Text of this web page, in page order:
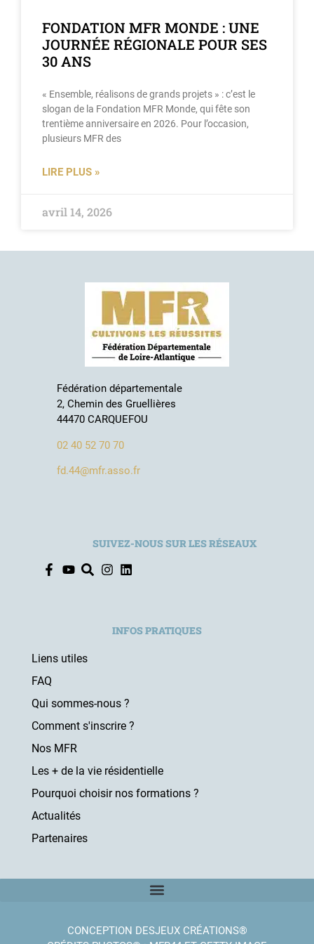
FONDATION MFR MONDE : UNE
JOURNÉE RÉGIONALE POUR SES
30 ANS
« Ensemble, réalisons de grands projets » : c’est le
slogan de la Fondation MFR Monde, qui fête son
trentième anniversaire en 2026. Pour l’occasion,
plusieurs MFR des
LIRE PLUS »
avril 14, 2026
Fédération départementale
2, Chemin des Gruellières
44470 CARQUEFOU
02 40 52 70 70
fd.44@mfr.asso.fr
SUIVEZ-NOUS SUR LES RÉSEAUX
INFOS PRATIQUES
Liens utiles
FAQ
Qui sommes-nous ?
Comment s'inscrire ?
Nos MFR
Les + de la vie résidentielle
Pourquoi choisir nos formations ?
Actualités
Partenaires
CONCEPTION DESJEUX CRÉATIONS®